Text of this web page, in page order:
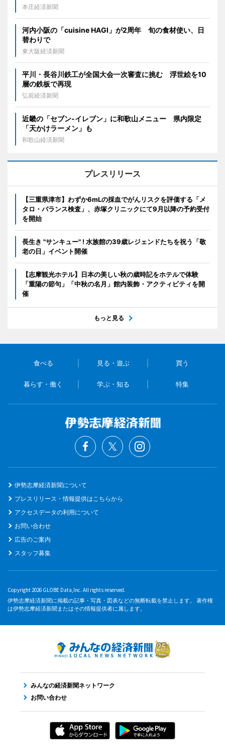
本庄経済新聞
河内小阪の「cuisine HAGI」が2周年 旬の食材使い、日
替わりで
東大阪経済新聞
平川・長谷川鉄工が全国大会一次審査に挑む 浮世絵を10
層の鉄板で再現
弘前経済新聞
近畿の「セブン-イレブン」に和歌山メニュー 県内限定
「天かけラーメン」も
和歌山経済新聞
プレスリリース
【三重県津市】わずか6mLの採血でがんリスクを評価する「メ
タロ・バランス検査」、赤塚クリニックにて9月以降の予約受付
を開始
長生き "サンキュー" ! 水族館の39歳レジェンドたちを祝う「敬
老の日」イベント開催
【志摩観光ホテル】日本の美しい秋の歳時記をホテルで体験
「重陽の節句」「中秋の名月」館内装飾・アクティビティを開
催
もっと見る
食べる 見る・遊ぶ 買う
暮らす・働く 学ぶ・知る 特集
伊勢志摩経済新聞について
プレスリリース・情報提供はこちらから
アクセスデータの利用について
お問い合わせ
広告のご案内
スタッフ募集
Copyright 2026 GLOBE Data,Inc. All rights reserved.
伊勢志摩経済新聞に掲載の記事・写真・図表などの無断転載を禁止します。 著作権
は伊勢志摩経済新聞またはその情報提供者に属します。
みんなの経済新聞ネットワーク
お問い合わせ